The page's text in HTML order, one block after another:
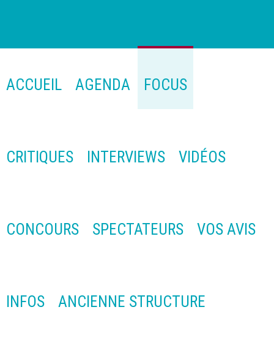
ACCUEIL AGENDA FOCUS
CRITIQUES INTERVIEWS VIDÉOS
CONCOURS SPECTATEURS VOS AVIS
INFOS ANCIENNE STRUCTURE